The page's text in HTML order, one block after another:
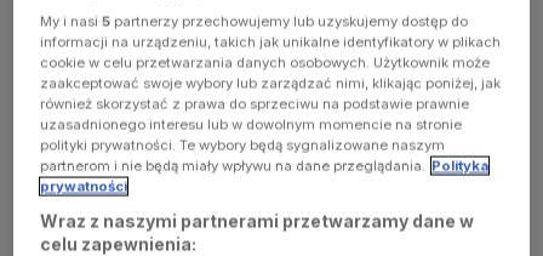
occurred
(see the
browser
console for
My i nasi5 partnerzy przechowujemy lub uzyskujemy dostęp do
informacji na urządzeniu, takich jak unikalne identyfikatory w plikach
cookie w celu przetwarzania danych osobowych. Użytkownik może
zaakceptować swoje wybory lub zarządzać nimi, klikając poniżej, jak
również skorzystać z prawa do sprzeciwu na podstawie prawnie
uzasadnionego interesu lub w dowolnym momencie na stronie
polityki prywatności. Te wybory będą sygnalizowane naszym
partnerom i nie będą miały wpływu na dane przeglądania. Polityka
prywatności
Wraz z naszymi partnerami przetwarzamy dane w
celu zapewnienia: